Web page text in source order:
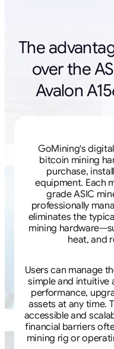
The
over the
Avalon
GoMining's
bitcoin mining
purchase,
equipment. Each
grade ASIC
professionally
eliminates the
mining
heat, and
Users can manage
simple and intuitive
performance,
assets at any time.
accessible and
financial barriers
mining rig or